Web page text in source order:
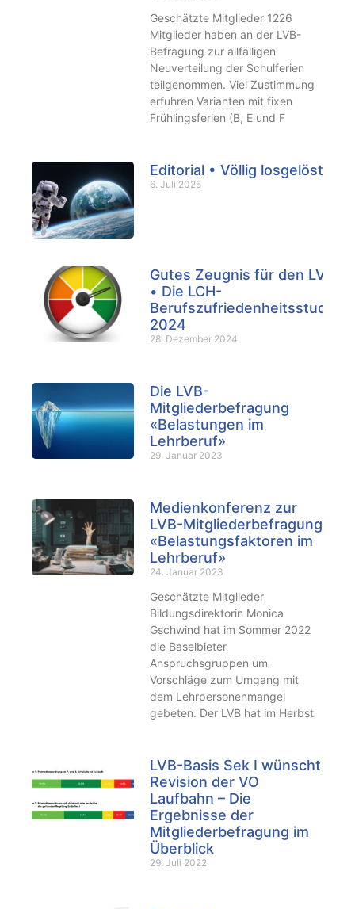
Geschätzte Mitglieder 1226
Mitglieder haben an der LVB-
Befragung zur allfälligen
Neuverteilung der Schulferien
teilgenommen. Viel Zustimmung
erfuhren Varianten mit fixen
Frühlingsferien (B, E und F
Editorial • Völlig losgelöst
6. Juli 2025
Gutes Zeugnis für den LVB
• Die LCH-
Berufszufriedenheitsstudie
2024
28. Dezember 2024
Die LVB-
Mitgliederbefragung
«Belastungen im
Lehrberuf»
29. Januar 2023
Medienkonferenz zur
LVB-Mitgliederbefragung
«Belastungsfaktoren im
Lehrberuf»
24. Januar 2023
Geschätzte Mitglieder
Bildungsdirektorin Monica
Gschwind hat im Sommer 2022
die Baselbieter
Anspruchsgruppen um
Vorschläge zum Umgang mit
dem Lehrpersonenmangel
gebeten. Der LVB hat im Herbst
LVB-Basis Sek I wünscht
Revision der VO
Laufbahn – Die
Ergebnisse der
Mitgliederbefragung im
Überblick
29. Juli 2022